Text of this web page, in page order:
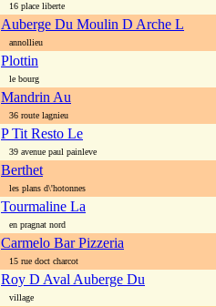
16 place liberte
Auberge Du Moulin D Arche L
annollieu
Plottin
le bourg
Mandrin Au
36 route lagnieu
P Tit Resto Le
39 avenue paul painleve
Berthet
les plans d\'hotonnes
Tourmaline La
en pragnat nord
Carmelo Bar Pizzeria
15 rue doct charcot
Roy D Aval Auberge Du
village